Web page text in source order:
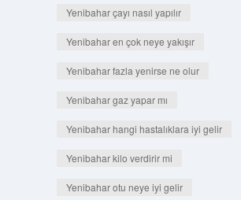
Yenibahar çayı nasıl yapılır
Yenibahar en çok neye yakışır
Yenibahar fazla yenirse ne olur
Yenibahar gaz yapar mı
Yenibahar hangi hastalıklara iyi gelir
Yenibahar kilo verdirir mi
Yenibahar otu neye iyi gelir